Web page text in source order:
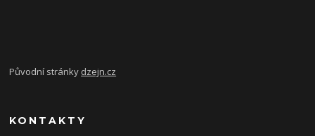
Původní stránky dzejn.cz
KONTAKTY